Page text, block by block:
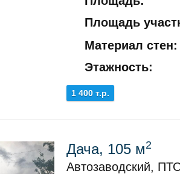
Площадь
Материал стен:
Этажность:
1 400 т.р.
Дача, 105 м2
Автозаводский,